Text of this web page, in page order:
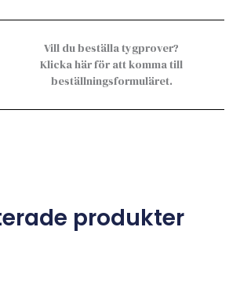
Vill du beställa tygprover?
Klicka här för att komma till
beställningsformuläret.
produkter